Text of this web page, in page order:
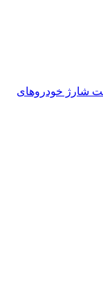
شارژ خودروهای